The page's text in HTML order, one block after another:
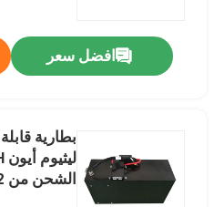
بيت
معلومات عنا
افضل سعر
بطارية
الشحن من 2 إلى 4 ساعات